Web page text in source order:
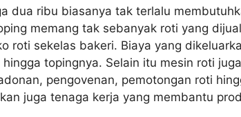
dua ribu biasanya tak terlalu
memang tak sebanyak roti yang
roti sekelas bakeri. Biaya yang
topingnya. Selain itu mesin roti
pengovenan, pemotongan roti
juga tenaga kerja yang membantu